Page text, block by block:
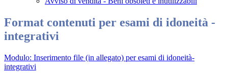
Format contenuti per esami di idoneità -
integrativi
Modulo: Inserimento file (in allegato) per esami di idoneità-
integrativi